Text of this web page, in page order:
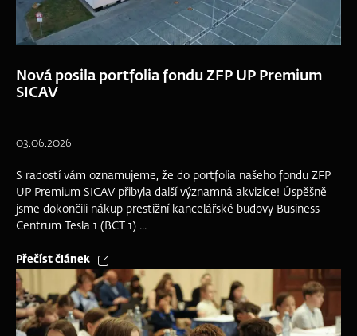
Nová posila portfolia fondu ZFP UP Premium
SICAV
03.06.2026
S radostí vám oznamujeme, že do portfolia našeho fondu ZFP
UP Premium SICAV přibyla další významná akvizice! Úspěšně
jsme dokončili nákup prestižní kancelářské budovy Business
Centrum Tesla 1 (BCT 1) ...
Přečíst článek